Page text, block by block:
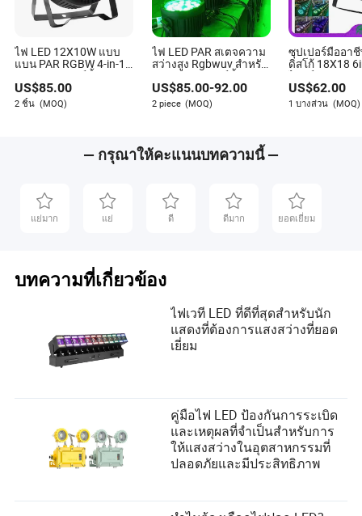
ไฟ LED 12X10W แบบ
แบน PAR RGBW 4-in-1
สำหรับงานปาร์ตี้ DJ งาน
ดิสโก้ งานแต่งงาน
US$85.00
2 ชิ้น (MOQ)
ไฟ LED PAR สเตจความ
สว่างสูง Rgbwuv สำหรับ
กิจกรรมงานปาร์ตี้ IP65
18LEDs*18W 6in1
US$85.00-92.00
2 piece (MOQ)
ซุปเปอร์มืออา
ดิสโก้ 18X18
ไบรท์ LED
ดีเจ
US$62.00
1 บางส่วน (MOQ)
— กรุณาให้คะแนนบทความนี้ —
แย่มาก แย่ ดี ดีมาก ยอดเยี่ยม
บทความที่เกี่ยวข้อง
ไฟเวที LED ที่ดีที่สุดสำหรับนัก
แสดงที่ต้องการแสงสว่างที่ยอด
เยี่ยม
คู่มือไฟ LED ป้องกันการระเบิด
และเหตุผลที่จำเป็นสำหรับการ
ให้แสงสว่างในอุตสาหกรรมที่
ปลอดภัยและมีประสิทธิภาพ